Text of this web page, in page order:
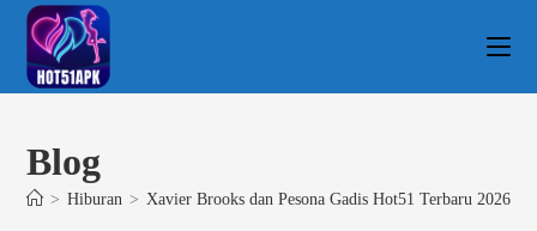
Blog
> Hiburan > Xavier Brooks dan Pesona Gadis Hot51 Terbaru 2026